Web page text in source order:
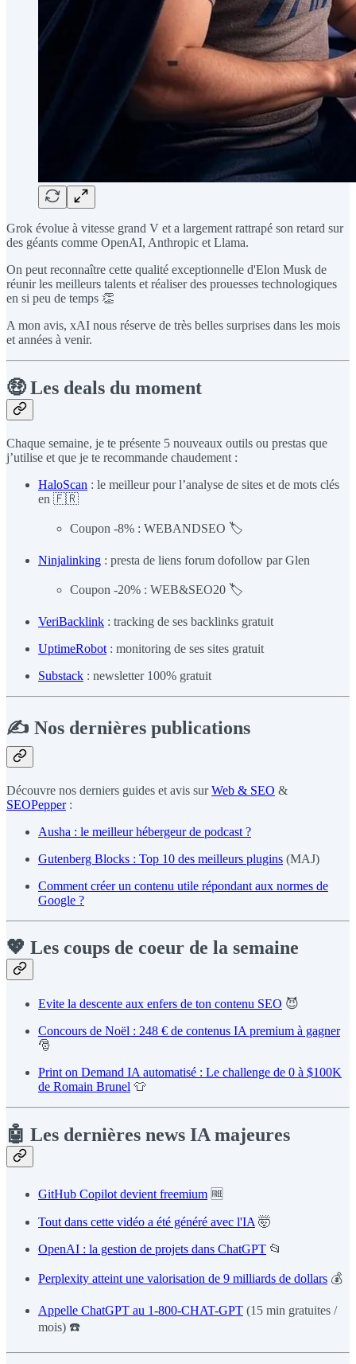
Grok évolue à vitesse grand V et a largement rattrapé son retard sur
des géants comme OpenAI, Anthropic et Llama.
On peut reconnaître cette qualité exceptionnelle d'Elon Musk de
réunir les meilleurs talents et réaliser des prouesses technologiques
en si peu de temps 👏
A mon avis, xAI nous réserve de très belles surprises dans les mois
et années à venir.
🤑 Les deals du moment
Chaque semaine, je te présente 5 nouveaux outils ou prestas que
j’utilise et que je te recommande chaudement :
HaloScan : le meilleur pour l’analyse de sites et de mots clés
en 🇫🇷
Coupon -8% : WEBANDSEO 🏷️
Ninjalinking : presta de liens forum dofollow par Glen
Coupon -20% : WEB&SEO20 🏷️
VeriBacklink : tracking de ses backlinks gratuit
UptimeRobot : monitoring de ses sites gratuit
Substack : newsletter 100% gratuit
✍️ Nos dernières publications
Découvre nos derniers guides et avis surWeb & SEO &
SEOPepper:
Ausha : le meilleur hébergeur de podcast ?
Gutenberg Blocks : Top 10 des meilleurs plugins (MAJ)
Comment créer un contenu utile répondant aux normes de
Google ?
💖 Les coups de coeur de la semaine
Evite la descente aux enfers de ton contenu SEO 😈
Concours de Noël : 248 € de contenus IA premium à gagner
🎅
Print on Demand IA automatisé : Le challenge de 0 à $100K
de Romain Brunel 👕
🤖 Les dernières news IA majeures
GitHub Copilot devient freemium 🆓
Tout dans cette vidéo a été généré avec l'IA 🤯
OpenAI : la gestion de projets dans ChatGPT 📂
Perplexity atteint une valorisation de 9 milliards de dollars 💰
Appelle ChatGPT au 1-800-CHAT-GPT (15 min gratuites /
mois) ☎️